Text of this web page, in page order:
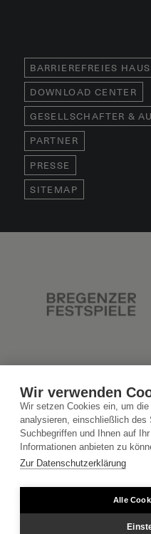
Wir verwenden
Wir setzen Cookies ein, um
analysieren, einschließlich des
Suchbegriffen und Ihnen auf
Informationen anbieten zu
Zur Datenschutzerklärung
Alle
BARRIEREFREIES HAUS
DOWNLOAD CENTER
GESELLSCHAFTER &
PARTNER
PRESSE
SITEMAP